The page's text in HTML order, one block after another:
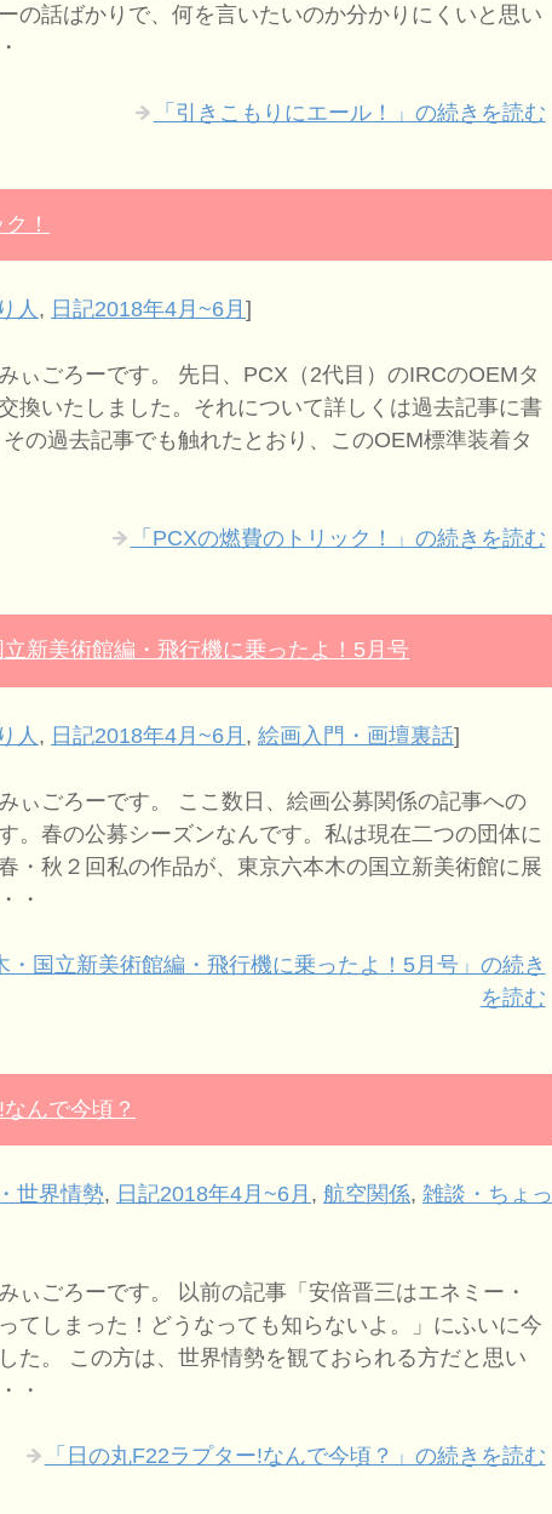
の話ばかりで、何を言いたいのか分かりにくいと思い
「引きこもりにエール！」の続きを読む
！
人 , 日記2018年4月~6月 ]
ぃごろーです。 先日、PCX（2代目）のIRCのOEMタ
換いたしました。それについて詳しくは過去記事に書
の過去記事でも触れたとおり、このOEM標準装着タ
「PCXの燃費のトリック！」の続きを読む
新美術館編・飛行機に乗ったよ！5月号
人 , 日記2018年4月~6月 , 絵画入門・画壇裏話]
ぃごろーです。 ここ数日、絵画公募関係の記事への
。春の公募シーズンなんです。私は現在二つの団体に
・秋２回私の作品が、東京六本木の国立新美術館に展
・
・国立新美術館編・飛行機に乗ったよ！5月号」の続き
を読む
んで今頃？
世界情勢, 日記2018年4月~6月 , 航空関係, 雑談・ちょっ
ぃごろーです。 以前の記事「安倍晋三はエネミー・
てしまった！どうなっても知らないよ。」にふいに今
た。 この方は、世界情勢を観ておられる方だと思い
・
「日の丸F22ラプター!なんで今頃？」の続きを読む